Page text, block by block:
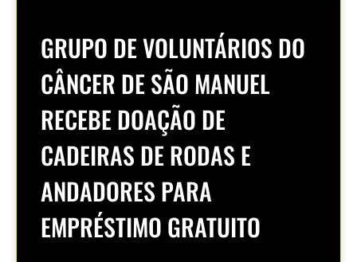
GRUPO DE VOLUNTÁRIOS DO
CÂNCER DE SÃO MANUEL
RECEBE DOAÇÃO DE
CADEIRAS DE RODAS E
ANDADORES PARA
EMPRÉSTIMO GRATUITO